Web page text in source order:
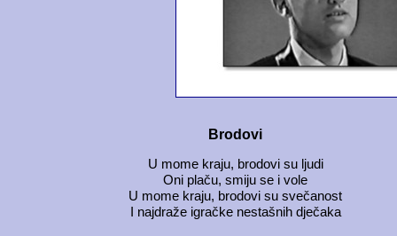
Brodovi
U mome kraju, brodovi su ljudi
Oni plaču, smiju se i vole
U mome kraju, brodovi su svečanost
I najdraže igračke nestašnih dječaka